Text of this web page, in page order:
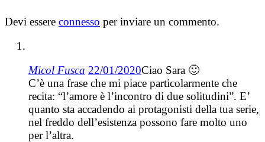
Devi essere connesso per inviare un commento.
Micol Fusca 22/01/2020Ciao Sara 🙂
C’è una frase che mi piace particolarmente che
recita: “l’amore è l’incontro di due solitudini”. E’
quanto sta accadendo ai protagonisti della tua serie,
nel freddo dell’esistenza possono fare molto uno
per l’altra.